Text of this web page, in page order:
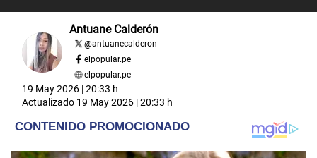
Antuane Calderón
@antuanecalderon
elpopular.pe
elpopular.pe
19 May 2026 | 20:33 h
Actualizado 19 May 2026 | 20:33 h